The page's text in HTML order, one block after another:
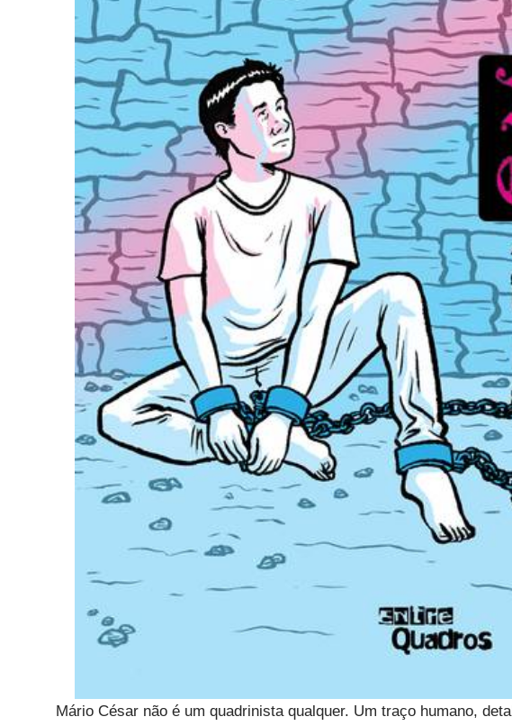
Mário César não é um quadrinista qualquer. Um traço humano,